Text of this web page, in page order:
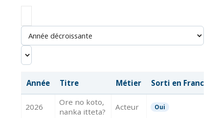
Année Titre Métier Sorti en France
2026
Ore no koto,
nanka itteta?
Acteur Oui